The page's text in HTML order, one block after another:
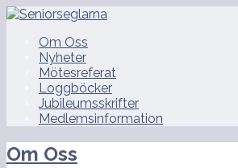
Hoppa
innehållOm Oss
Nyheter
Mötesreferat
Loggböcker
Jubileumsskrifter
Medlemsinformation
Om Oss